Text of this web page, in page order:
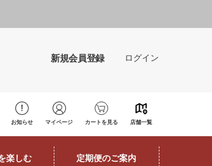
新規会員登録 ログイン
お知らせ マイページ カートを見る 店舗一覧
楽しむ 定期便のご案内